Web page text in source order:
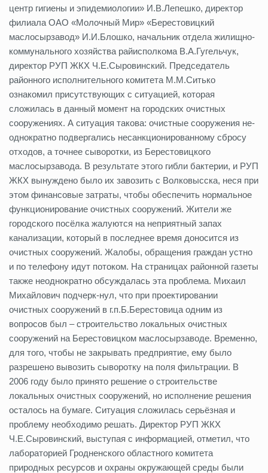
центр гигиены и эпидемиологии» И.В.Лепешко, директор
филиала ОАО «Молочный Мир» «Берестовицкий
маслосырзавод» И.И.Блошко, начальник отдела жилищно-
коммунального хозяйства райисполкома В.А.Гугельчук,
директор РУП ЖКХ Ч.Е.Сыровинский. Председатель
районного исполнительного комитета М.М.Ситько
ознакомил присутствующих с ситуацией, которая
сложилась в данный момент на городских очистных
сооружениях. А ситуация такова: очистные сооружения не-
однократно подвергались несанкционированному сбросу
отходов, а точнее сыворотки, из Берестовицкого
маслосырзавода. В результате этого гибли бактерии, и РУП
ЖКХ вынуждено было их завозить с Волковысска, неся при
этом финансовые затраты, чтобы обеспечить нормальное
функционирование очистных сооружений. Жители же
городского посёлка жалуются на неприятный запах
канализации, который в последнее время доносится из
очистных сооружений. Жалобы, обращения граждан устно
и по телефону идут потоком. На страницах районной газеты
также неоднократно обсуждалась эта проблема. Михаил
Михайлович подчерк-нул, что при проектировании
очистных сооружений в г.п.Б.Берестовица одним из
вопросов был – строительство локальных очистных
сооружений на Берестовицком маслосырзаводе. Временно,
для того, чтобы не закрывать предприятие, ему было
разрешено вывозить сыворотку на поля фильтрации. В
2006 году было принято решение о строительстве
локальных очистных сооружений, но исполнение решения
осталось на бумаге. Ситуация сложилась серьёзная и
проблему необходимо решать. Директор РУП ЖКХ
Ч.Е.Сыровинский, выступая с информацией, отметил, что
лабораторией Гродненского областного комитета
природных ресурсов и охраны окружающей среды были